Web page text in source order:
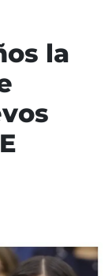
la